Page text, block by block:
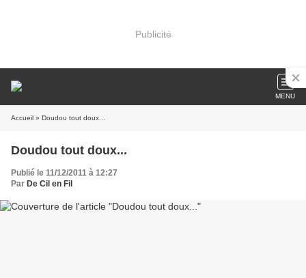
Publicité
MENU
Accueil » Doudou tout doux...
Doudou tout doux...
Publié le 11/12/2011 à 12:27
Par De Cil en Fil